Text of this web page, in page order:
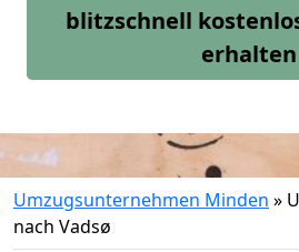
blitzschnell
erhalten
Umzugsunternehmen Minden »
nach Vadsø